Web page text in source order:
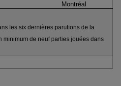
les six dernières parutions de la
minimum de neuf parties jouées dans